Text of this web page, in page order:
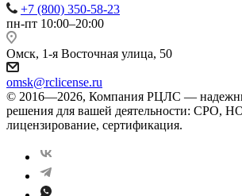
+7 (800) 350-58-23
пн-пт 10:00–20:00
Омск, 1-я Восточная улица, 50
omsk@rclicense.ru
© 2016—2026, Компания РЦЛС —
решения для вашей деятельности: СРО,
лицензирование, сертификация.